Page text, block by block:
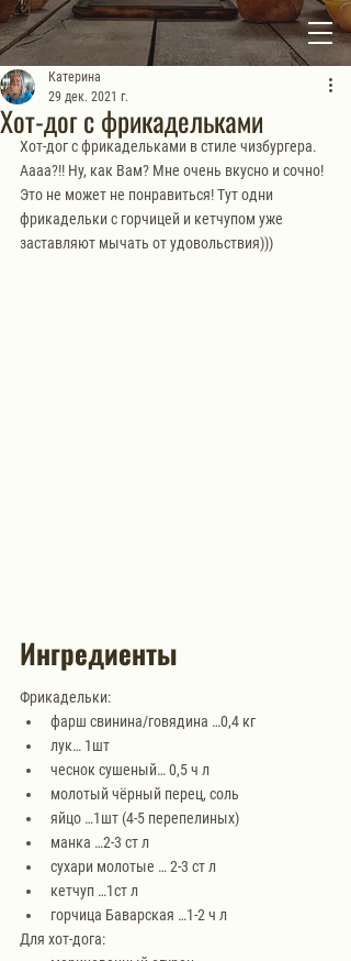
Хот-дог с фрикадельками
Катерина
29 дек. 2021 г.
Хот-дог с фрикадельками в стиле чизбургера.
Аааа?!! Ну, как Вам? Мне очень вкусно и сочно!
Это не может не понравиться! Тут одни
фрикадельки с горчицей и кетчупом уже
заставляют мычать от удовольствия)))
Ингредиенты
Фрикадельки:
фарш свинина/говядина …0,4 кг
лук… 1шт
чеснок сушеный… 0,5 ч л
молотый чёрный перец, соль
яйцо …1шт (4-5 перепелиных)
манка …2-3 ст л
сухари молотые … 2-3 ст л
кетчуп …1ст л
горчица Баварская …1-2 ч л
Для хот-дога: